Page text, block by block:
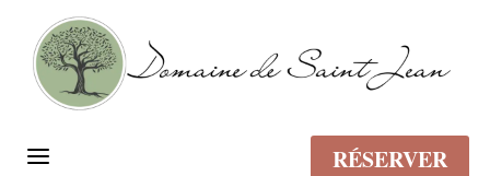
a RÉSERVER